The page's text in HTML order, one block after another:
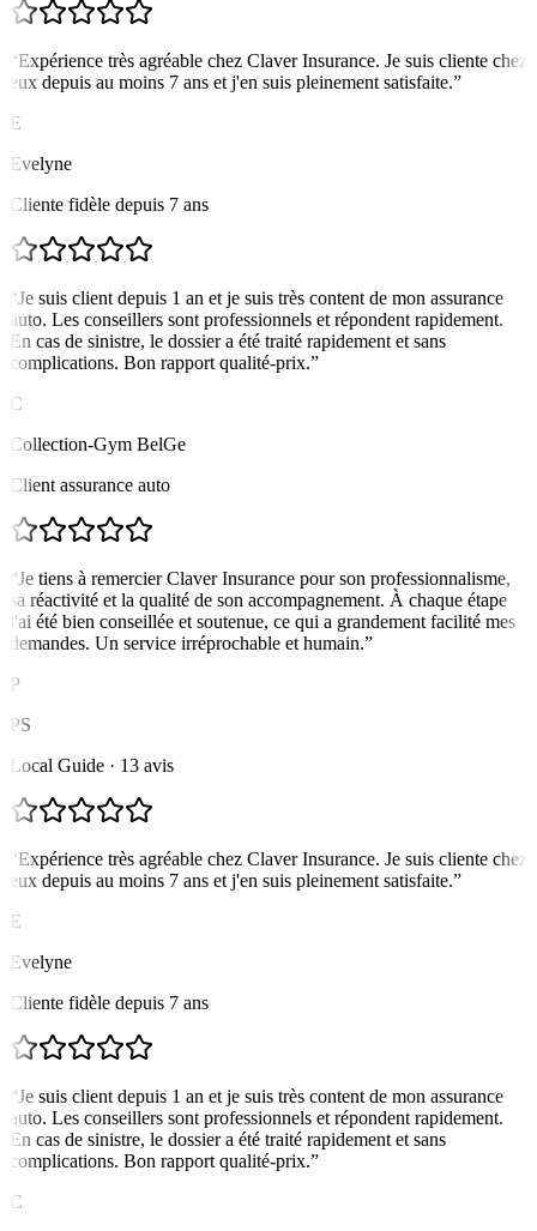
“Expérience très agréable chez Claver Insurance. Je suis cliente chez
eux depuis au moins 7 ans et j'en suis pleinement satisfaite.”
E
Evelyne
Cliente fidèle depuis 7 ans
“Je suis client depuis 1 an et je suis très content de mon assurance
auto. Les conseillers sont professionnels et répondent rapidement.
En cas de sinistre, le dossier a été traité rapidement et sans
complications. Bon rapport qualité-prix.”
C
Collection-Gym BelGe
Client assurance auto
“Je tiens à remercier Claver Insurance pour son professionnalisme,
sa réactivité et la qualité de son accompagnement. À chaque étape
j'ai été bien conseillée et soutenue, ce qui a grandement facilité mes
demandes. Un service irréprochable et humain.”
P
PS
Local Guide · 13 avis
“Expérience très agréable chez Claver Insurance. Je suis cliente chez
eux depuis au moins 7 ans et j'en suis pleinement satisfaite.”
E
Evelyne
Cliente fidèle depuis 7 ans
“Je suis client depuis 1 an et je suis très content de mon assurance
auto. Les conseillers sont professionnels et répondent rapidement.
En cas de sinistre, le dossier a été traité rapidement et sans
complications. Bon rapport qualité-prix.”
C